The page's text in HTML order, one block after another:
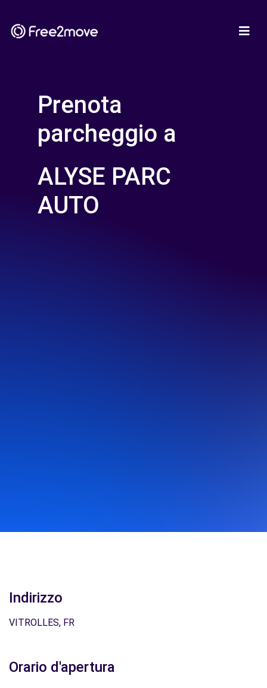
Prenota
parcheggio a
ALYSE PARC
AUTO
Indirizzo
VITROLLES, FR
Orario d'apertura